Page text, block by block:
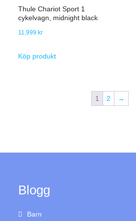
Thule Chariot Sport 1
cykelvagn, midnight black
11,999kr
Köp produkt
1 2 →
Blogg
Barn